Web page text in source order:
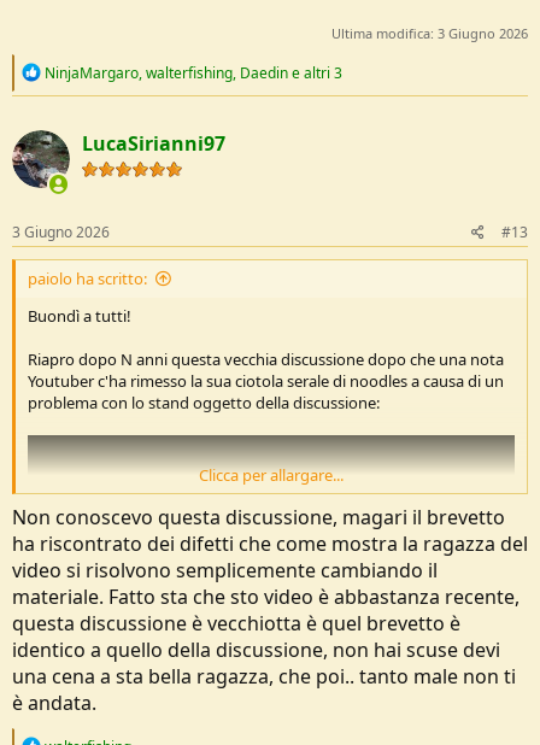
Ultima modifica: 3 Giugno 2026
R
c
t
i
o
s
:
NinjaMargaro,walterfishing, Daedine altri 3
LucaSirianni97
3 Giugno 2026 #13
paiolo ha scritto:
Buondì a tutti!
Riapro dopo N anni questa vecchia discussione dopo che una nota
Youtuber c'ha rimesso la sua ciotola serale di noodles a causa di un
problema con lo stand oggetto della discussione:
Clicca per allargare...
Non conoscevo questa discussione, magari il brevetto
ha riscontrato dei difetti che come mostra la ragazza del
video si risolvono semplicemente cambiando il
materiale. Fatto sta che sto video è abbastanza recente,
questa discussione è vecchiotta è quel brevetto è
identico a quello della discussione, non hai scuse devi
una cena a sta bella ragazza, che poi.. tanto male non ti
è andata.